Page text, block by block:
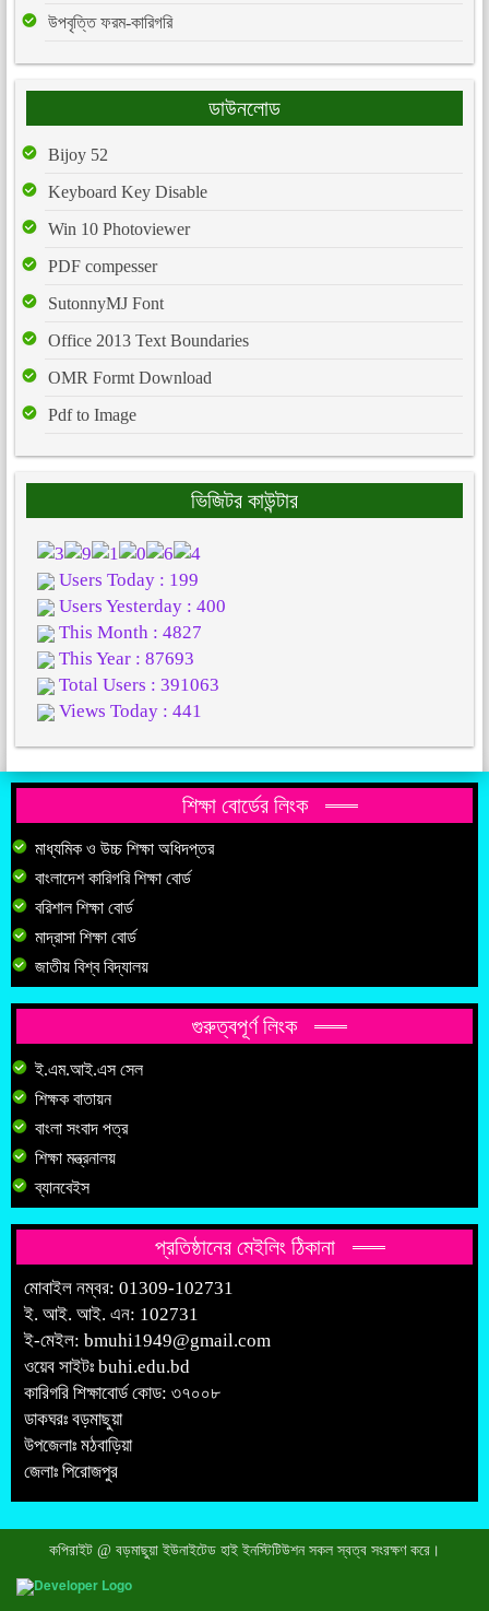
উপবৃত্তি ফরম-কারিগরি
ডাউনলোড
Bijoy 52
Keyboard Key Disable
Win 10 Photoviewer
PDF compesser
SutonnyMJ Font
Office 2013 Text Boundaries
OMR Formt Download
Pdf to Image
ভিজিটর কাউন্টার
Users Today : 199
Users Yesterday : 400
This Month : 4827
This Year : 87693
Total Users : 391063
Views Today : 441
শিক্ষা বোর্ডের লিংক
মাধ্যমিক ও উচ্চ শিক্ষা অধিদপ্তর
বাংলাদেশ কারিগরি শিক্ষা বোর্ড
বরিশাল শিক্ষা বোর্ড
মাদ্রাসা শিক্ষা বোর্ড
জাতীয় বিশ্ব বিদ্যালয়
গুরুত্বপূর্ণ লিংক
ই.এম.আই.এস সেল
শিক্ষক বাতায়ন
বাংলা সংবাদ পত্র
শিক্ষা মন্ত্রনালয়
ব্যানবেইস
প্রতিষ্ঠানের মেইলিং ঠিকানা
মোবাইল নম্বর: 01309-102731
ই. আই. আই. এন: 102731
ই-মেইল: bmuhi1949@gmail.com
ওয়েব সাইটঃ buhi.edu.bd
কারিগরি শিক্ষাবোর্ড কোড: ৩৭০০৮
ডাকঘরঃ বড়মাছুয়া
উপজেলাঃ মঠবাড়িয়া
জেলাঃ পিরোজপুর
কপিরাইট @ বড়মাছুয়া ইউনাইটেড হাই ইনস্টিটিউশন সকল স্বত্ব সংরক্ষণ করে।